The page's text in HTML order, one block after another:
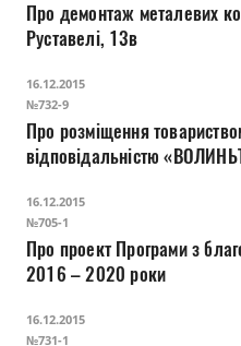
Про демонтаж металевих конструкцій на вул. Шота
Руставелі, 13в
16.12.2015
№732-9
Про розміщення товариством з
відповідальністю «ВОЛИНЬТАБАК»
16.12.2015
№705-1
Про проект Програми з
2016 – 2020 роки
16.12.2015
№731-1